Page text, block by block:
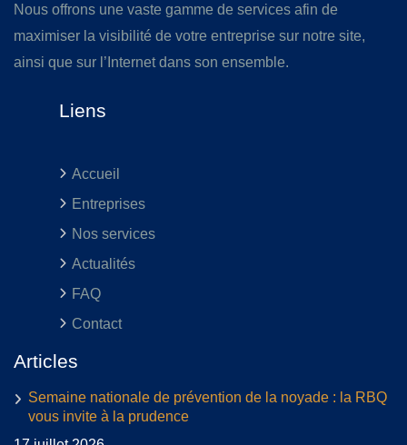
Nous offrons une vaste gamme de services afin de
maximiser la visibilité de votre entreprise sur notre site,
ainsi que sur l’Internet dans son ensemble.
Liens
Accueil
Entreprises
Nos services
Actualités
FAQ
Contact
Articles
Semaine nationale de prévention de la noyade : la RBQ
vous invite à la prudence